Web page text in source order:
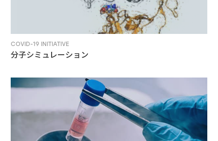
COVID-19 INITIATIVE
分子シミュレーション